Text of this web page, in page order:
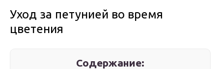
Уход за петунией во время
цветения
Содержание: